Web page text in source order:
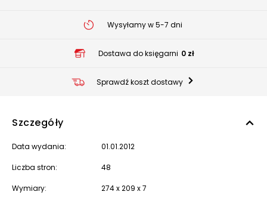
Wysyłamy w 5-7 dni
Dostawa do księgarni 0 zł
Sprawdź koszt dostawy
Szczegóły
Data wydania: 01.01.2012
Liczba stron: 48
Wymiary: 274 x 209 x 7